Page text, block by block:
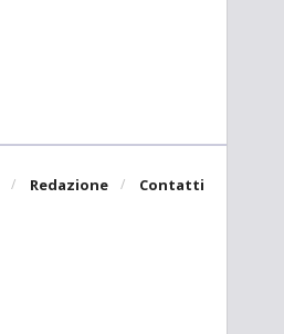
Redazione Contatti